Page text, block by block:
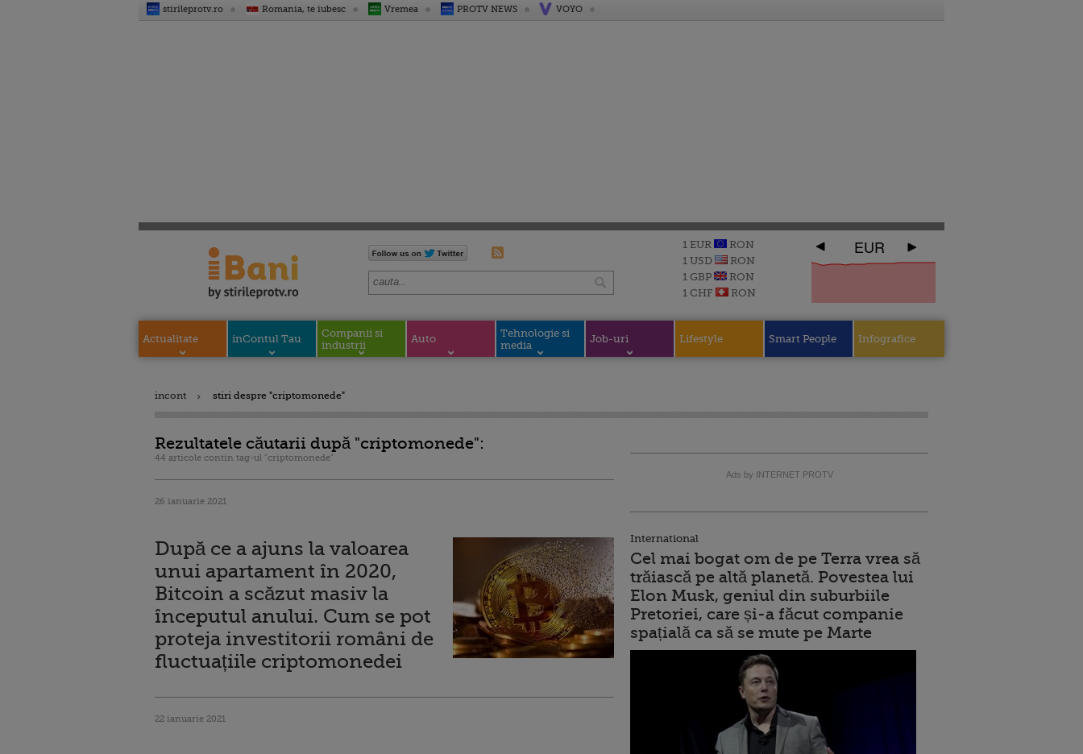
stirileprotv.ro Romania, te iubesc Vremea PROTV NEWS VOYO
1 EUR
RON
1 USD
RON
1 GBP
RON
1 CHF
RON
EUR
Actualitate inContul Tau
Companii si
industrii
Auto
Tehnologie si
media
Job-uri Lifestyle Smart People Infografice
incont stiri despre "criptomonede"
Rezultatele căutarii după "criptomonede":
44 articole contin tag-ul "criptomonede"
26 ianuarie 2021
După ce a ajuns la valoarea
unui apartament în 2020,
Bitcoin a scăzut masiv la
începutul anului. Cum se pot
proteja investitorii români de
fluctuațiile criptomonedei
22 ianuarie 2021
Ads by INTERNET PROTV
International
Cel mai bogat om de pe Terra vrea să
trăiască pe altă planetă. Povestea lui
Elon Musk, geniul din suburbiile
Pretoriei, care și-a făcut companie
spațială ca să se mute pe Marte